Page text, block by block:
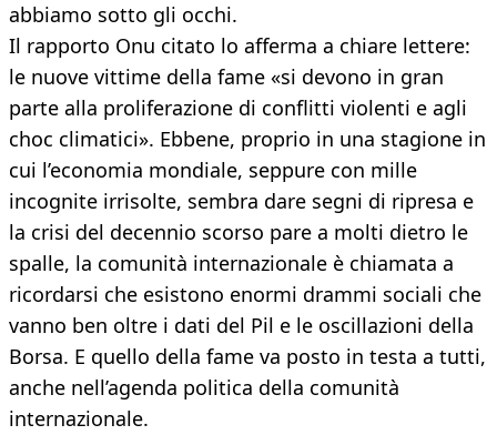
abbiamo sotto gli occhi.
Il rapporto Onu citato lo afferma a chiare lettere:
le nuove vittime della fame «si devono in gran
parte alla proliferazione di conflitti violenti e agli
choc climatici». Ebbene, proprio in una stagione in
cui l’economia mondiale, seppure con mille
incognite irrisolte, sembra dare segni di ripresa e
la crisi del decennio scorso pare a molti dietro le
spalle, la comunità internazionale è chiamata a
ricordarsi che esistono enormi drammi sociali che
vanno ben oltre i dati del Pil e le oscillazioni della
Borsa. E quello della fame va posto in testa a tutti,
anche nell’agenda politica della comunità
internazionale.